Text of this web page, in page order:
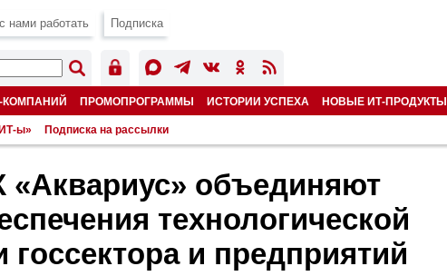
нами работать Подписка
КОМПАНИЙ ПРОМОПРОГРАММЫ ИСТОРИИ УСПЕХА НОВЫЕ ИТ-ПРОДУКТЫ
ы» Подписка на рассылки
«Аквариус» объединяют
технологической
госсектора и предприятий